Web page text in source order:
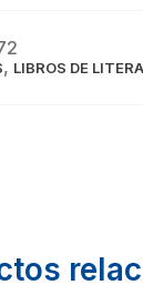
, LIBROS DE